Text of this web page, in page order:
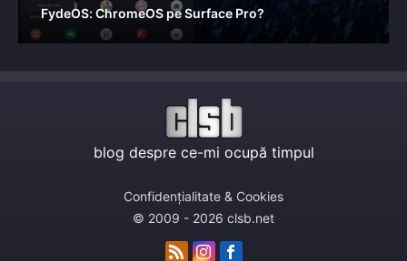
FydeOS: ChromeOS pe Surface Pro?
blog despre ce-mi ocupă timpul
Confidențialitate & Cookies
© 2009 - 2026 clsb.net